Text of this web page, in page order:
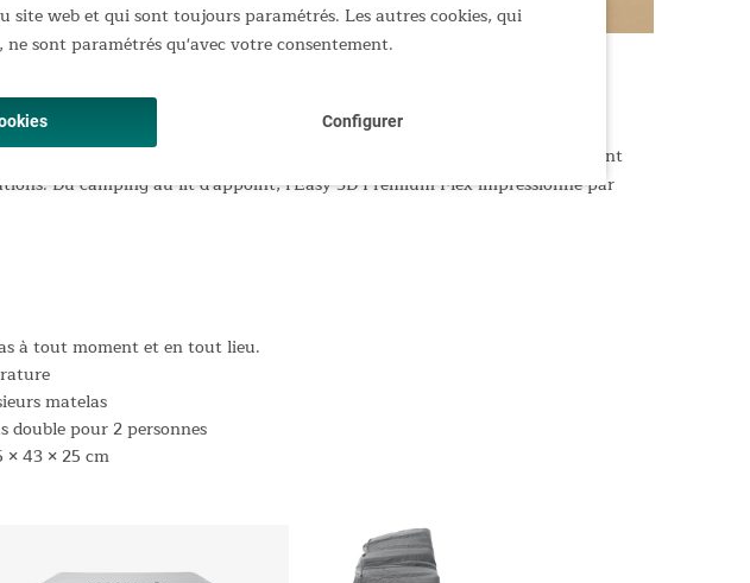
en plein air grâce à sa pompe rechargeable intégrée. Ce matelas innovant
Du camping au lit d'appoint, l'Easy 3D Premium Flex impressionne par
à tout moment et en tout lieu.
matelas
double pour 2 personnes
× 43 × 25 cm
site web et qui sont toujours paramétrés. Les autres cookies, qui
sont paramétrés qu'avec votre consentement.
Configurer